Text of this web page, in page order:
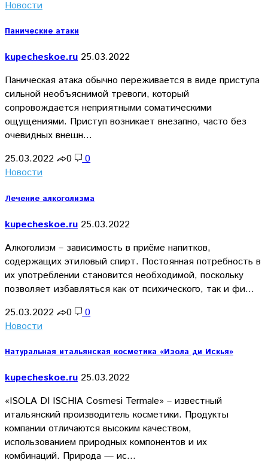
Новости
Панические атаки
kupecheskoe.ru 25.03.2022
Паническая атака обычно переживается в виде приступа
сильной необъяснимой тревоги, который
сопровождается неприятными соматическими
ощущениями. Приступ возникает внезапно, часто без
очевидных внешн…
25.03.2022
0
0
Новости
Лечение алкоголизма
kupecheskoe.ru 25.03.2022
Алкоголизм – зависимость в приёме напитков,
содержащих этиловый спирт. Постоянная потребность в
их употреблении становится необходимой, поскольку
позволяет избавляться как от психического, так и фи…
25.03.2022
0
0
Новости
Натуральная итальянская косметика «Изола ди Искья»
kupecheskoe.ru 25.03.2022
«ISOLA DI ISCHIA Cosmesi Termale» – известный
итальянский производитель косметики. Продукты
компании отличаются высоким качеством,
использованием природных компонентов и их
комбинаций. Природа — ис…